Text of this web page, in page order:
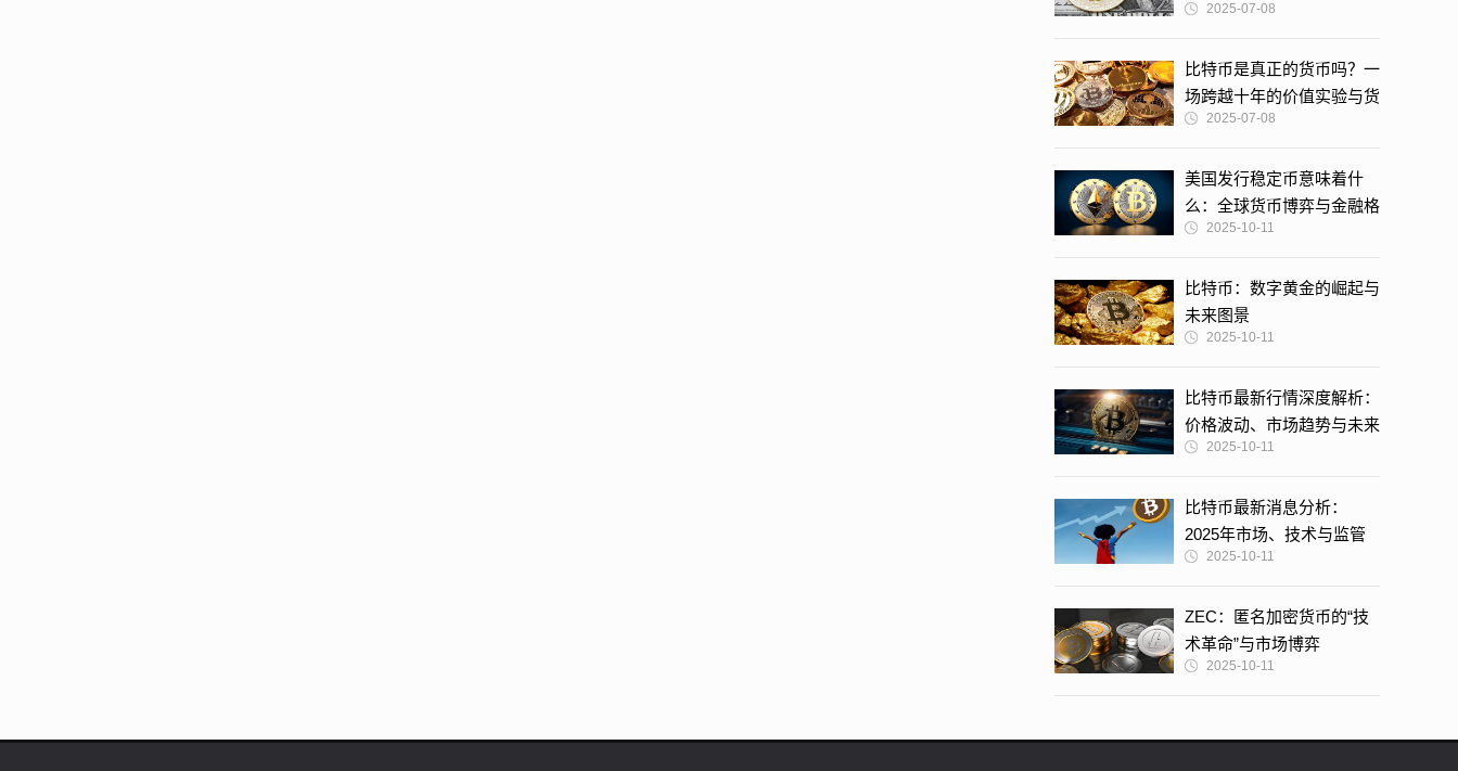
南 2025-07-08
比特币是真正的货币吗？一
场跨越十年的价值实验与货
币本质之争
2025-07-08
美国发行稳定币意味着什
么：全球货币博弈与金融格
局重塑
2025-10-11
比特币：数字黄金的崛起与
未来图景
2025-10-11
比特币最新行情深度解析：
价格波动、市场趋势与未来
展望2025-10-11
比特币最新消息分析：
2025年市场、技术与监管
的博弈与融合
2025-10-11
ZEC：匿名加密货币的“技
术革命”与市场博弈
2025-10-11